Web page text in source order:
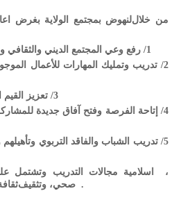
عام بغرض النهوض بمجتمع الولايةمن خلال
1/ رفع وعي المجتمع الديني والثقافي والقانوني والاجتماعي والاقتصادي .
2/ تدريب وتمليك المهارات للأعمال
3/ تعزيز القيم الفاضلة ومحاربة العادات الضارة .
4/ إتاحة الفرصة وفتح آفاق جديدة
5/ تدريب الشباب والفاقد التربوي
مجالات التدريب وتشتمل اسلامية ،
، وتثقيفصحي .